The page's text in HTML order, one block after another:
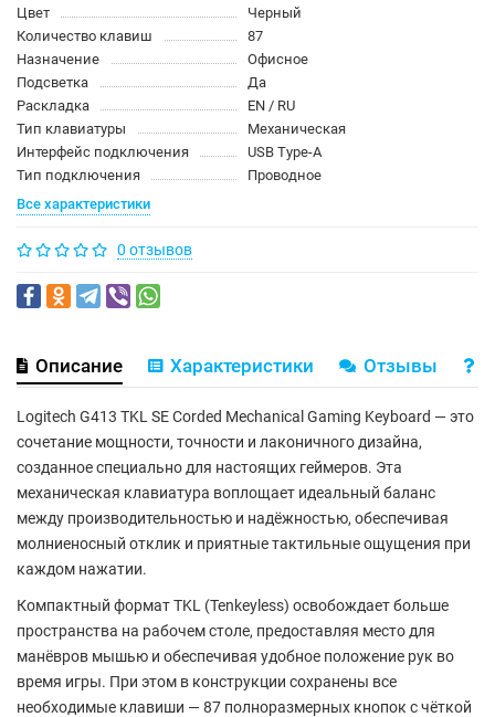
Цвет
Черный
Количество клавиш
87
Назначение
Офисное
Подсветка
Да
Раскладка
EN / RU
Тип клавиатуры
Механическая
Интерфейс подключения
USB Type-A
Тип подключения
Проводное
Все характеристики
0 отзывов
Описание Характеристики Отзывы
Logitech G413 TKL SE Corded Mechanical Gaming Keyboard — это
сочетание мощности, точности и лаконичного дизайна,
созданное специально для настоящих геймеров. Эта
механическая клавиатура воплощает идеальный баланс
между производительностью и надёжностью, обеспечивая
молниеносный отклик и приятные тактильные ощущения при
каждом нажатии.
Компактный форматTKL (Tenkeyless) освобождает больше
пространства на рабочем столе, предоставляя место для
манёвров мышью и обеспечивая удобное положение рук во
время игры. При этом в конструкции сохранены все
необходимые клавиши —87 полноразмерных кнопок с чёткой